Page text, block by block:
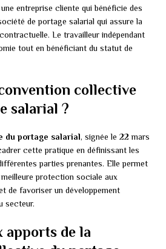
entreprise cliente qui bénéficie des
de portage salarial qui assure la
Le travailleur indépendant
tout en bénéficiant du statut de
collective
salarial ?
du portage salarial, signée le 22 mars
cette pratique en définissant les
parties prenantes. Elle permet
protection sociale aux
de favoriser un développement
secteur.
apports de la